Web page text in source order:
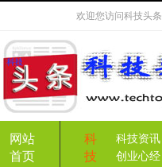
欢迎您访问科技头条
网站
首页
科
技
科技资讯
创业心经